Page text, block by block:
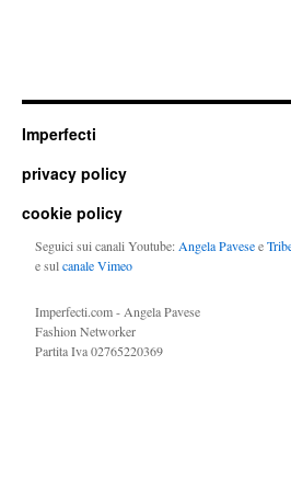
Imperfecti
privacy policy
cookie policy
Seguici sui canali Youtube: Angela Pavesee
e sulcanale Vimeo
Imperfecti.com - Angela Pavese
Fashion Networker
Partita Iva 02765220369